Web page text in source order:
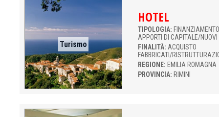
Turismo
HOTEL
TIPOLOGIA:
APPORTI DI CAPITALE/NUOVI
FINALITÀ: ACQUISTO
FABBRICATI/
REGIONE: EMILIA ROMAGNA
PROVINCIA: RIMINI